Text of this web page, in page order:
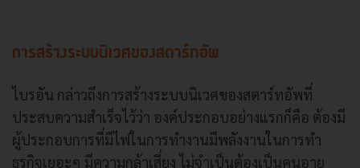
การสร้างระบบนิเวศของสตาร์ทอัพ
ไบรอัน กล่าวถึงการสร้างระบบนิเวศของสตาร์ทอัพที่
ประสบความสำเร็จไว้ว่า องค์ประกอบอย่างแรกก็คือ ต้องมี
ผู้ประกอบการที่มีไฟในการทำงานมีพลังงานในการทำ
ธุรกิจเยอะๆ มีความกล้าเสี่ยง ไม่จำเป็นต้องเป็นคนอายุ